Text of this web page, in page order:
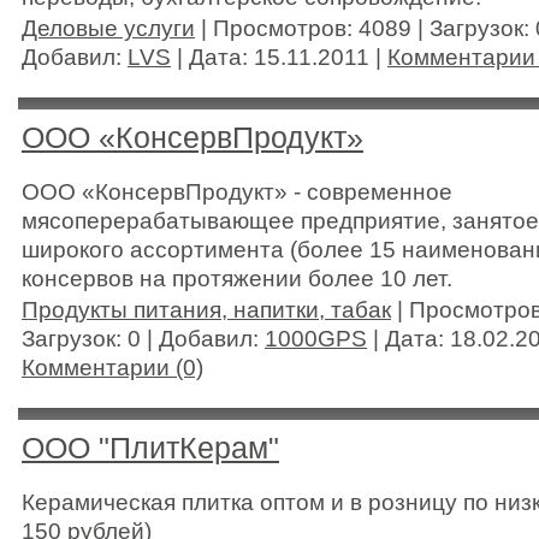
Деловые услуги | Просмотров: 4089 | Загрузок:
Добавил: LVS | Дата: 15.11.2011 Комментарии
ООО «КонсервПродукт»
ООО «КонсервПродукт» - современное
мясоперерабатывающее предприятие,
широкого ассортимента (более 15
консервов на протяжении более 10 лет.
Продукты питания, напитки, табак |
Загрузок: 0 | Добавил: 1000GPS | Дата:
Комментарии (0)
ООО "ПлитКерам"
Керамическая плитка оптом и в розницу по
150 рублей)